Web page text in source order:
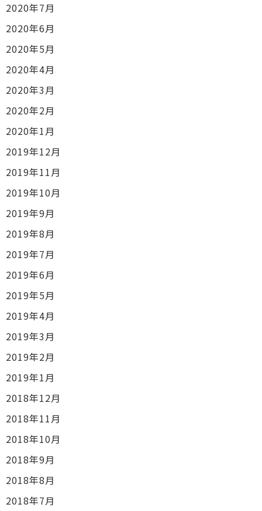
2020年7月
2020年6月
2020年5月
2020年4月
2020年3月
2020年2月
2020年1月
2019年12月
2019年11月
2019年10月
2019年9月
2019年8月
2019年7月
2019年6月
2019年5月
2019年4月
2019年3月
2019年2月
2019年1月
2018年12月
2018年11月
2018年10月
2018年9月
2018年8月
2018年7月